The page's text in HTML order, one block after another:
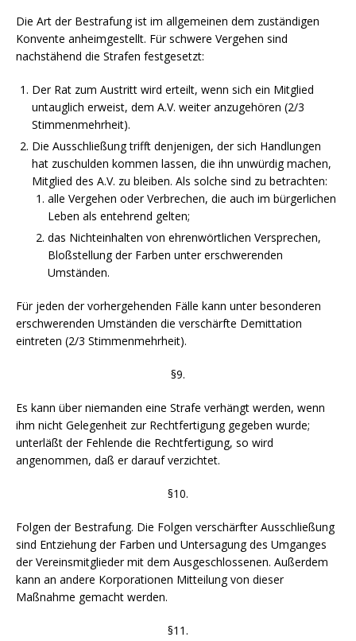
Die Art der Bestrafung ist im allgemeinen dem zuständigen
Konvente anheimgestellt. Für schwere Vergehen sind
nachstähend die Strafen festgesetzt:
Der Rat zum Austritt wird erteilt, wenn sich ein Mitglied
untauglich erweist, dem A.V. weiter anzugehören (2/3
Stimmenmehrheit).
Die Ausschließung trifft denjenigen, der sich Handlungen
hat zuschulden kommen lassen, die ihn unwürdig machen,
Mitglied des A.V. zu bleiben. Als solche sind zu betrachten:
alle Vergehen oder Verbrechen, die auch im bürgerlichen
Leben als entehrend gelten;
das Nichteinhalten von ehrenwörtlichen Versprechen,
Bloßstellung der Farben unter erschwerenden
Umständen.
Für jeden der vorhergehenden Fälle kann unter besonderen
erschwerenden Umständen die verschärfte Demittation
eintreten (2/3 Stimmenmehrheit).
§9.
Es kann über niemanden eine Strafe verhängt werden, wenn
ihm nicht Gelegenheit zur Rechtfertigung gegeben wurde;
unterläßt der Fehlende die Rechtfertigung, so wird
angenommen, daß er darauf verzichtet.
§10.
Folgen der Bestrafung. Die Folgen verschärfter Ausschließung
sind Entziehung der Farben und Untersagung des Umganges
der Vereinsmitglieder mit dem Ausgeschlossenen. Außerdem
kann an andere Korporationen Mitteilung von dieser
Maßnahme gemacht werden.
§11.